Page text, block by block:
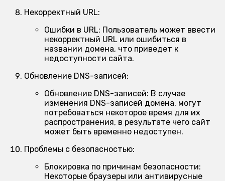
Некорректный URL:
Ошибки в URL: Пользователь может ввести
некорректный URL или ошибиться в
названии домена, что приведет к
недоступности сайта.
Обновление DNS-записей:
Обновление DNS-записей: В случае
изменения DNS-записей домена, могут
потребоваться некоторое время для их
распространения, в результате чего сайт
может быть временно недоступен.
Проблемы с безопасностью:
Блокировка по причинам безопасности:
Некоторые браузеры или антивирусные